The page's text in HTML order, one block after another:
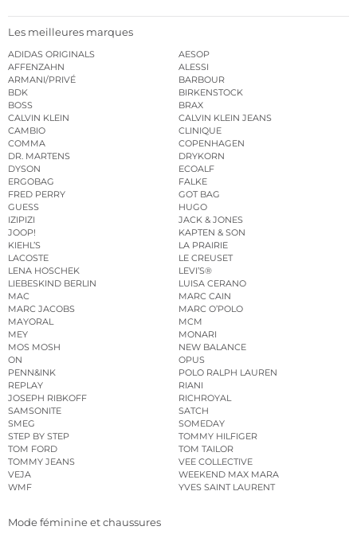
Les meilleures marques
ADIDAS ORIGINALS
AESOP
AFFENZAHN
ALESSI
ARMANI/PRIVÉ
BARBOUR
BDK
BIRKENSTOCK
BOSS
BRAX
CALVIN KLEIN
CALVIN KLEIN JEANS
CAMBIO
CLINIQUE
COMMA
COPENHAGEN
DR. MARTENS
DRYKORN
DYSON
ECOALF
ERGOBAG
FALKE
FRED PERRY
GOT BAG
GUESS
HUGO
IZIPIZI
JACK & JONES
JOOP!
KAPTEN & SON
KIEHL’S
LA PRAIRIE
LACOSTE
LE CREUSET
LENA HOSCHEK
LEVI’S®
LIEBESKIND BERLIN
LUISA CERANO
MAC
MARC CAIN
MARC JACOBS
MARC O’POLO
MAYORAL
MCM
MEY
MONARI
MOS MOSH
NEW BALANCE
ON
OPUS
PENN&INK
POLO RALPH LAUREN
REPLAY
RIANI
JOSEPH RIBKOFF
RICHROYAL
SAMSONITE
SATCH
SMEG
SOMEDAY
STEP BY STEP
TOMMY HILFIGER
TOM FORD
TOM TAILOR
TOMMY JEANS
VEE COLLECTIVE
VEJA
WEEKEND MAX MARA
WMF
YVES SAINT LAURENT
Mode féminine et chaussures